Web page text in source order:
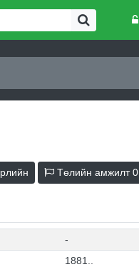
Төлийн амжилт0
-
1881..